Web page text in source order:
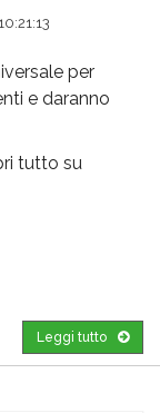
per
e daranno
tutto su
Leggi tutto